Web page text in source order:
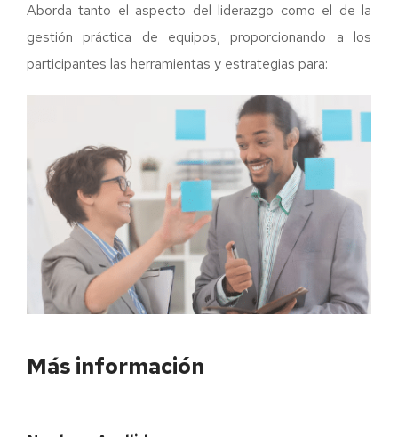
Aborda tanto el aspecto del liderazgo como el de la
gestión práctica de equipos, proporcionando a los
participantes las herramientas y estrategias para:
Más información